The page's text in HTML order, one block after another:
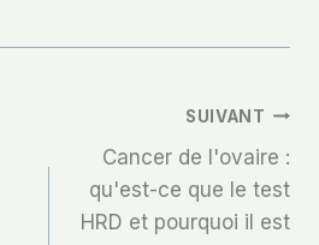
SUIVANT
Cancer de l'ovaire :
qu'est-ce que le test
HRD et pourquoi il est